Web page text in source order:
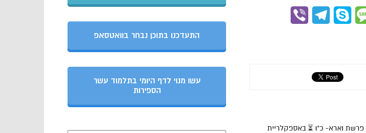
Message
Skype
Telegram
וארא- כ"ו ⏳ באספקלריית
התעדכנו בתוכן נבחר בוואטסאפ
עשו מנוי לדף היומי בתלמוד עשר
הספירות